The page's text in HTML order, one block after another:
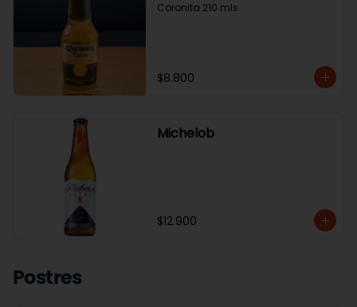
Coronita 210 mls
$8.800
Michelob
$12.900
Postres